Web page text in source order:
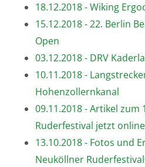
18.12.2018 - Wiking
15.12.2018 - 22. Berlin
Open
03.12.2018 - DRV
10.11.2018 -
Hohenzollernkanal
09.11.2018 - Artikel zum
Ruderfestival jetzt online
13.10.2018 - Fotos und
Neuköllner